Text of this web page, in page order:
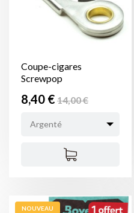
Coupe-cigares
Screwpop
Prix
8,40 €Prix
base
14,00 €
Argenté
NOUVEAU